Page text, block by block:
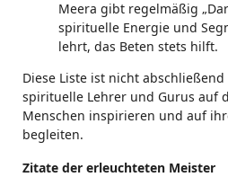
Meera gibt regelmäßig
spirituelle Energie und
lehrt, das Beten stets hilft.
Diese Liste ist nicht
spirituelle Lehrer und Gurus auf
Menschen inspirieren und auf
begleiten.
Zitate der erleuchteten Meister